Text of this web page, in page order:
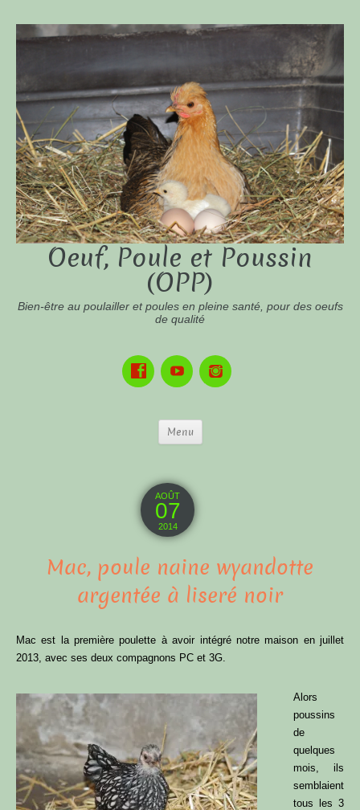
Oeuf, Poule et Poussin
(OPP)
Bien-être au poulailler et poules en pleine santé, pour des oeufs
de qualité
Menu
AOÛT
07
2014
Mac, poule naine wyandotte
argentée à liseré noir
Mac est la première poulette à avoir intégré notre maison en juillet
2013, avec ses deux compagnons PC et 3G.
Alors
poussins
de
quelques
mois, ils
semblaient
tous les 3